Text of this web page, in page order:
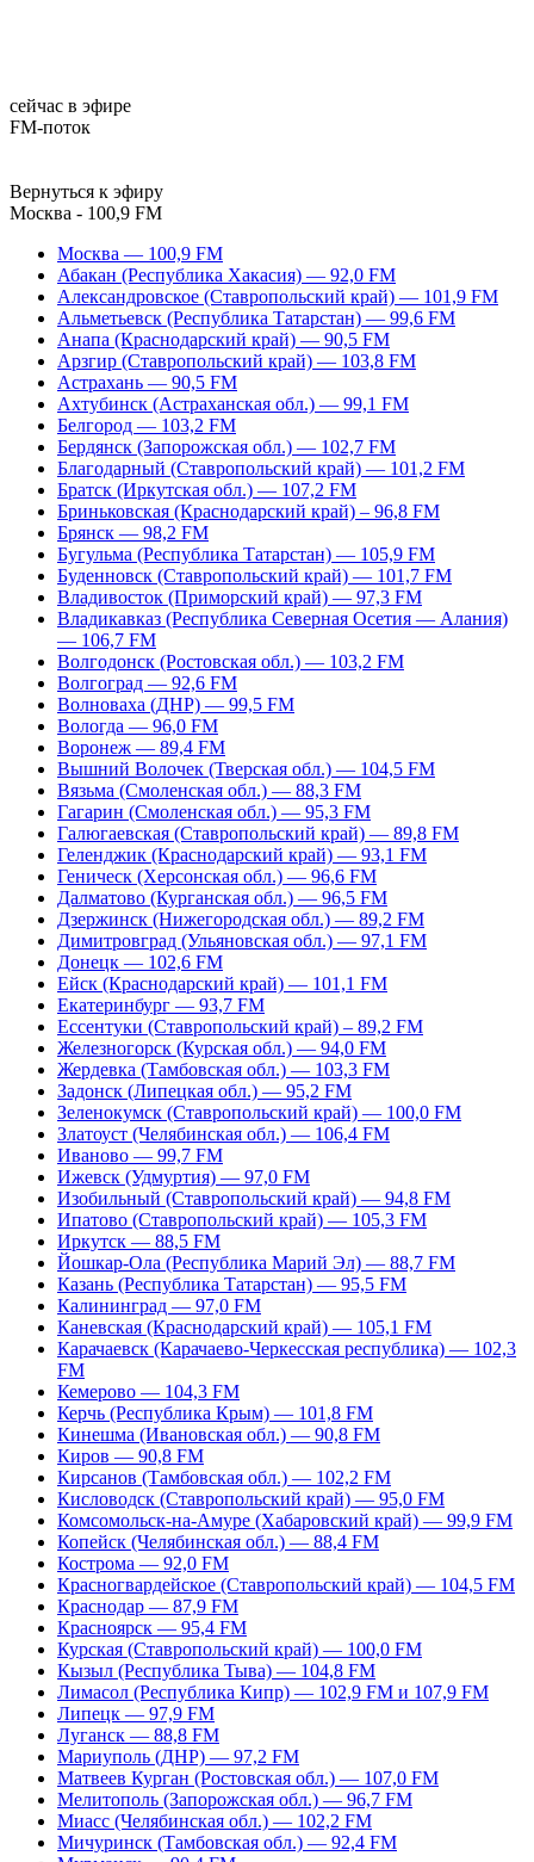
сейчас в эфире
FM-поток
Вернуться к эфиру
Москва - 100,9 FM
Москва — 100,9 FM
Абакан (Республика Хакасия) — 92,0 FM
Александровское (Ставропольский край) — 101,9 FM
Альметьевск (Республика Татарстан) — 99,6 FM
Анапа (Краснодарский край) — 90,5 FM
Арзгир (Ставропольский край) — 103,8 FM
Астрахань — 90,5 FM
Ахтубинск (Астраханская обл.) — 99,1 FM
Белгород — 103,2 FM
Бердянск (Запорожская обл.) — 102,7 FM
Благодарный (Ставропольский край) — 101,2 FM
Братск (Иркутская обл.) — 107,2 FM
Бриньковская (Краснодарский край) – 96,8 FM
Брянск — 98,2 FM
Бугульма (Республика Татарстан) — 105,9 FM
Буденновск (Ставропольский край) — 101,7 FM
Владивосток (Приморский край) — 97,3 FM
Владикавказ (Республика Северная Осетия — Алания)
— 106,7 FM
Волгодонск (Ростовская обл.) — 103,2 FM
Волгоград — 92,6 FM
Волноваха (ДНР) — 99,5 FM
Вологда — 96,0 FM
Воронеж — 89,4 FM
Вышний Волочек (Тверская обл.) — 104,5 FM
Вязьма (Смоленская обл.) — 88,3 FM
Гагарин (Смоленская обл.) — 95,3 FM
Галюгаевская (Ставропольский край) — 89,8 FM
Геленджик (Краснодарский край) — 93,1 FM
Геническ (Херсонская обл.) — 96,6 FM
Далматово (Курганская обл.) — 96,5 FM
Дзержинск (Нижегородская обл.) — 89,2 FM
Димитровград (Ульяновская обл.) — 97,1 FM
Донецк — 102,6 FM
Ейск (Краснодарский край) — 101,1 FM
Екатеринбург — 93,7 FM
Ессентуки (Ставропольский край) – 89,2 FM
Железногорск (Курская обл.) — 94,0 FM
Жердевка (Тамбовская обл.) — 103,3 FM
Задонск (Липецкая обл.) — 95,2 FM
Зеленокумск (Ставропольский край) — 100,0 FM
Златоуст (Челябинская обл.) — 106,4 FM
Иваново — 99,7 FM
Ижевск (Удмуртия) — 97,0 FM
Изобильный (Ставропольский край) — 94,8 FM
Ипатово (Ставропольский край) — 105,3 FM
Иркутск — 88,5 FM
Йошкар-Ола (Республика Марий Эл) — 88,7 FM
Казань (Республика Татарстан) — 95,5 FM
Калининград — 97,0 FM
Каневская (Краснодарский край) — 105,1 FM
Карачаевск (Карачаево-Черкесская республика) — 102,3
FM
Кемерово — 104,3 FM
Керчь (Республика Крым) — 101,8 FM
Кинешма (Ивановская обл.) — 90,8 FM
Киров — 90,8 FM
Кирсанов (Тамбовская обл.) — 102,2 FM
Кисловодск (Ставропольский край) — 95,0 FM
Комсомольск-на-Амуре (Хабаровский край) — 99,9 FM
Копейск (Челябинская обл.) — 88,4 FM
Кострома — 92,0 FM
Красногвардейское (Ставропольский край) — 104,5 FM
Краснодар — 87,9 FM
Красноярск — 95,4 FM
Курская (Ставропольский край) — 100,0 FM
Кызыл (Республика Тыва) — 104,8 FM
Лимасол (Республика Кипр) — 102,9 FM и 107,9 FM
Липецк — 97,9 FM
Луганск — 88,8 FM
Мариуполь (ДНР) — 97,2 FM
Матвеев Курган (Ростовская обл.) — 107,0 FM
Мелитополь (Запорожская обл.) — 96,7 FM
Миасс (Челябинская обл.) — 102,2 FM
Мичуринск (Тамбовская обл.) — 92,4 FM